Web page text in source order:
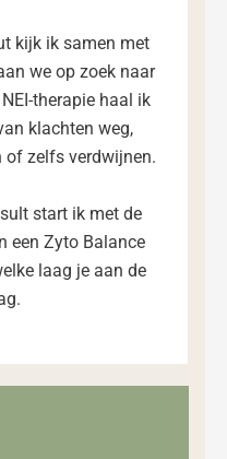
kijk ik samen met
we op zoek naar
therapie haal ik
klachten weg,
of zelfs verdwijnen.
start ik met de
een Zyto Balance
laag je aan de